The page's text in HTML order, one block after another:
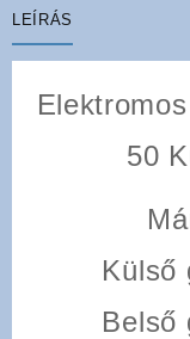
LEÍRÁS
50
Külső
Belső